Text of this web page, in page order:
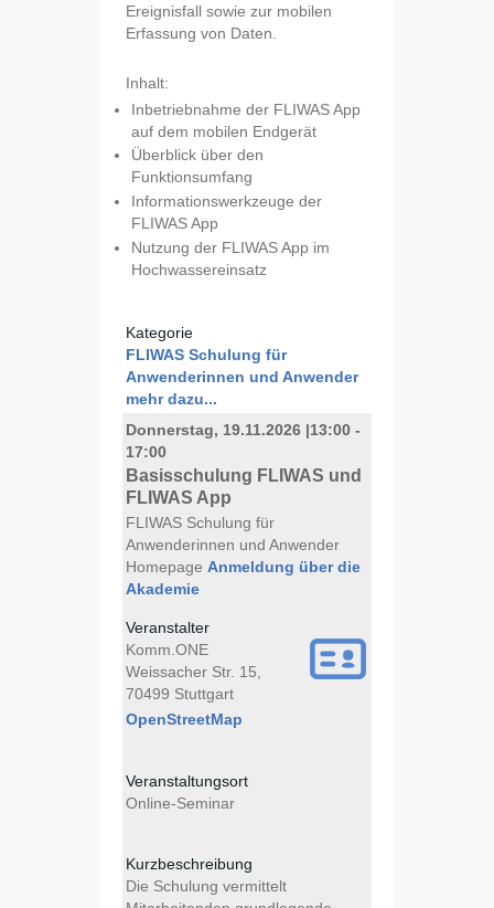
Ereignisfall sowie zur mobilen
Erfassung von Daten.
Inhalt:
Inbetriebnahme der FLIWAS App
auf dem mobilen Endgerät
Überblick über den
Funktionsumfang
Informationswerkzeuge der
FLIWAS App
Nutzung der FLIWAS App im
Hochwassereinsatz
Kategorie
FLIWAS Schulung für
Anwenderinnen und Anwender
mehr dazu...
Donnerstag, 19.11.2026 |13:00 -
17:00
Basisschulung FLIWAS und
FLIWAS App
FLIWAS Schulung für
Anwenderinnen und Anwender
Homepage Anmeldung über die
Akademie
Veranstalter
Komm.ONE
Weissacher Str. 15,
70499 Stuttgart
OpenStreetMap
Veranstaltungsort
Online-Seminar
Kurzbeschreibung
Die Schulung vermittelt